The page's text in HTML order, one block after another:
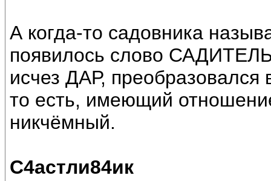
А когда-то садовника
появилось слово
исчез ДАР,
то есть, имеющий
никчёмный.
С4астли84ик